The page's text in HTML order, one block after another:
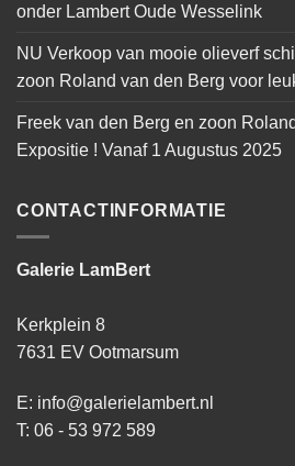
onder Lambert Oude Wesselink
NU Verkoop van mooie olieverf
zoon Roland van den Berg voor
Freek van den Berg en zoon
Expositie ! Vanaf 1 Augustus 2025
CONTACTINFORMATIE
Galerie LamBert
Kerkplein 8
7631 EV Ootmarsum
E: info@galerielambert.nl
T: 06 - 53 972 589